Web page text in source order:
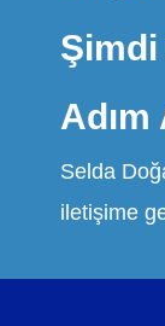
Adım
Selda
iletişime